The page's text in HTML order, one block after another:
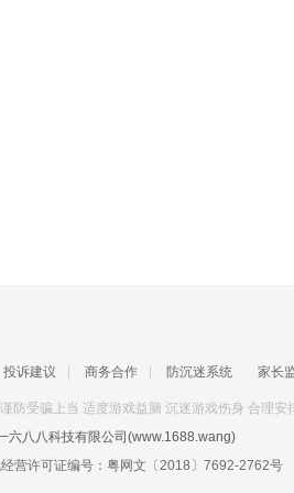
投诉建议 商务合作 防沉迷系统 家长
防受骗上当 适度游戏益脑 沉迷游戏伤身 合理安
六八八科技有限公司(www.1688.wang)
营许可证编号： 粤网文〔2018〕7692-2762号